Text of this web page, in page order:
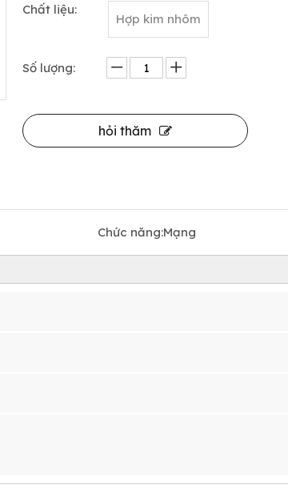
Chất liệu:
Hợp kim nhôm
Số lượng:
hỏi thăm
Chức năng:Mạng